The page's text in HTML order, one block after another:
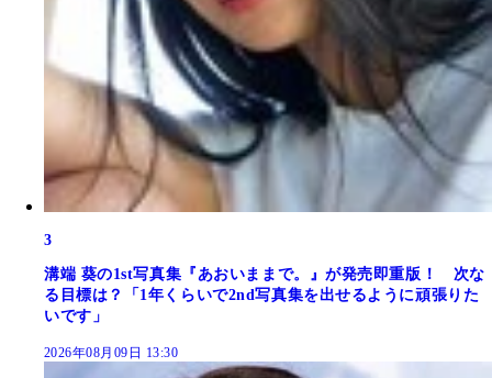
3
溝端 葵の1st写真集『あおいままで。』が発売即重版！ 次な
る目標は？「1年くらいで2nd写真集を出せるように頑張りた
いです」
2026年08月09日 13:30